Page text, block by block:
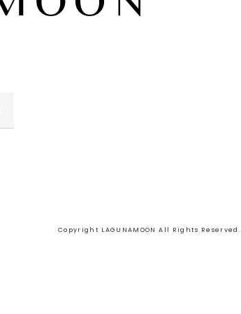
Copyright LAGUNAMOON All Rights Reserved.